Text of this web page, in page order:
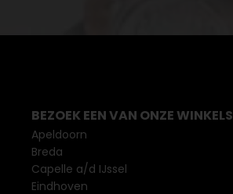
BEZOEK EEN VAN ONZE WINKELS
Apeldoorn
Breda
Capelle a/d IJssel
Eindhoven